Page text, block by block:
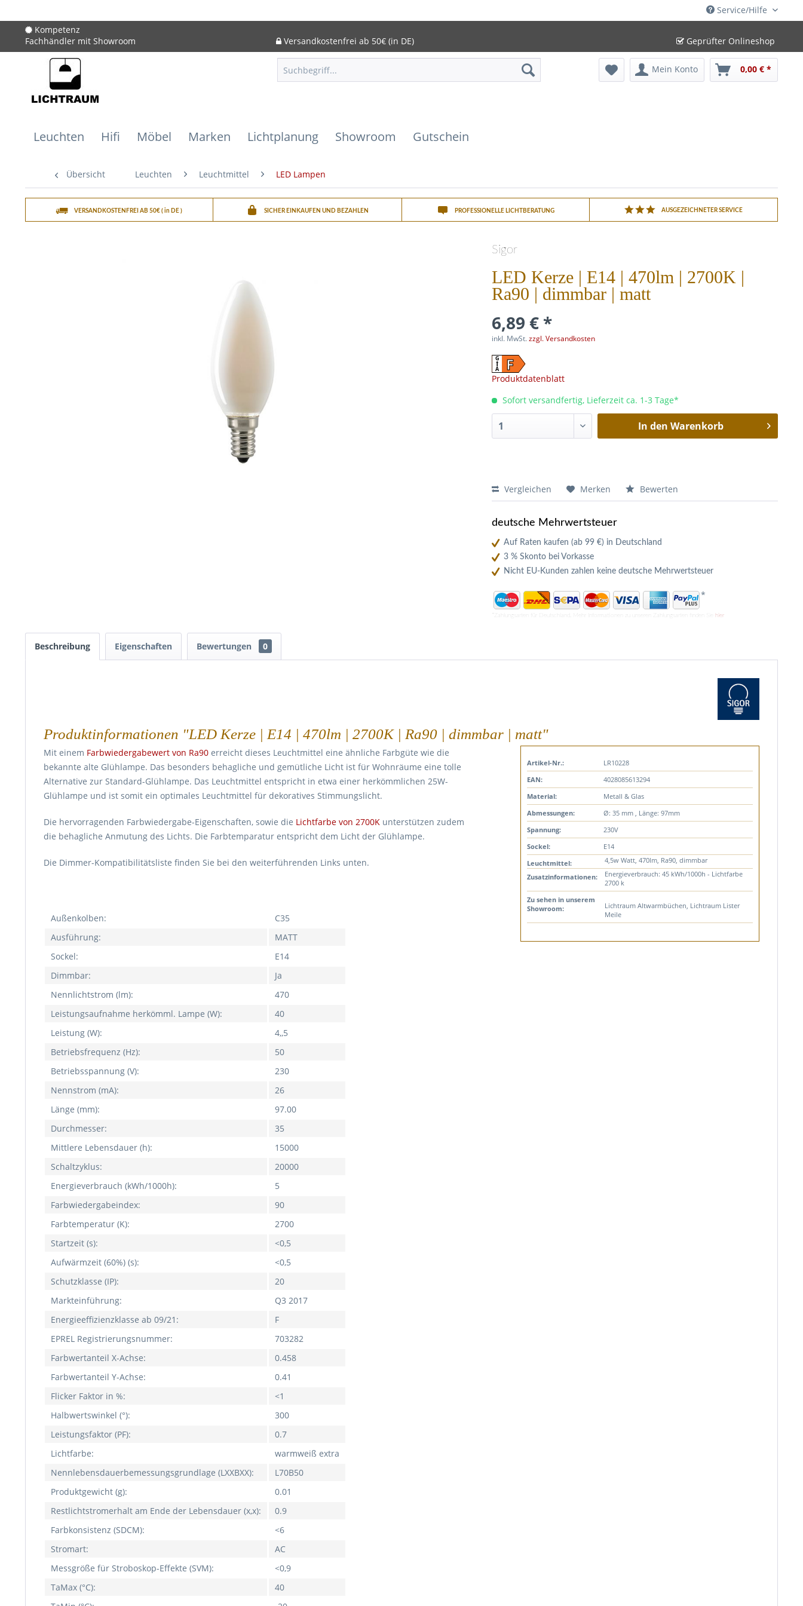
Service/Hilfe
Kompetenz
Fachhändler mit Showroom
Versandkostenfrei ab 50€ (in DE) Geprüfter Onlineshop
Mein Konto 0,00 € *
Leuchten Hifi Möbel Marken Lichtplanung Showroom Gutschein
Übersicht Leuchten Leuchtmittel LED Lampen
VERSANDKOSTENFREI AB 50€ ( in DE ) SICHER EINKAUFEN UND BEZAHLEN PROFESSIONELLE LICHTBERATUNG AUSGEZEICHNETER SERVICE
Sigor
LED Kerze | E14 | 470lm | 2700K |
Ra90 | dimmbar | matt
6,89 € *
inkl. MwSt.zzgl. Versandkosten
F
G
A
Produktdatenblatt
Sofort versandfertig, Lieferzeit ca. 1-3 Tage*
In den Warenkorb
Vergleichen Merken Bewerten
deutsche Mehrwertsteuer
Auf Raten kaufen (ab 99 €) in Deutschland
3 % Skonto bei Vorkasse
Nicht EU-Kunden zahlen keine deutsche Mehrwertsteuer
*
*Zahlungsarten für Deutschland. Mehr Informationen zu unseren Zahlungsarten finden Sie hier
Beschreibung Eigenschaften Bewertungen 0
Produktinformationen "LED Kerze | E14 | 470lm | 2700K | Ra90 | dimmbar | matt"
Mit einem Farbwiedergabewert von Ra90 erreicht dieses Leuchtmittel eine ähnliche Farbgüte wie die
bekannte alte Glühlampe. Das besonders behagliche und gemütliche Licht ist für Wohnräume eine tolle
Alternative zur Standard-Glühlampe. Das Leuchtmittel entspricht in etwa einer herkömmlichen 25W-
Glühlampe und ist somit ein optimales Leuchtmittel für dekoratives Stimmungslicht.
Die hervorragenden Farbwiedergabe-Eigenschaften, sowie die Lichtfarbe von 2700K unterstützen zudem
die behagliche Anmutung des Lichts. Die Farbtemparatur entspricht dem Licht der Glühlampe.
Die Dimmer-Kompatibilitätsliste finden Sie bei den weiterführenden Links unten.
Außenkolben:
C35
Ausführung:
MATT
Sockel:
E14
Dimmbar:
Ja
Nennlichtstrom (lm):
470
Leistungsaufnahme herkömml. Lampe (W):
40
Leistung (W):
4,,5
Betriebsfrequenz (Hz):
50
Betriebsspannung (V):
230
Nennstrom (mA):
26
Länge (mm):
97.00
Durchmesser:
35
Mittlere Lebensdauer (h):
15000
Schaltzyklus:
20000
Energieverbrauch (kWh/1000h):
5
Farbwiedergabeindex:
90
Farbtemperatur (K):
2700
Startzeit (s):
<0,5
Aufwärmzeit (60%) (s):
<0,5
Schutzklasse (IP):
20
Markteinführung:
Q3 2017
Energieeffizienzklasse ab 09/21:
F
EPREL Registrierungsnummer:
703282
Farbwertanteil X-Achse:
0.458
Farbwertanteil Y-Achse:
0.41
Flicker Faktor in %:
<1
Halbwertswinkel (°):
300
Leistungsfaktor (PF):
0.7
Lichtfarbe:
warmweiß extra
Nennlebensdauerbemessungsgrundlage (LXXBXX):
L70B50
Produktgewicht (g):
0.01
Restlichtstromerhalt am Ende der Lebensdauer (x,x):
0.9
Farbkonsistenz (SDCM):
<6
Stromart:
AC
Messgröße für Stroboskop-Effekte (SVM):
<0,9
TaMax (°C):
40
Artikel-Nr.:
LR10228
EAN:
4028085613294
Material:
Metall & Glas
Abmessungen:
Ø: 35 mm , Länge: 97mm
Spannung:
230V
Sockel:
E14
Leuchtmittel:
4,5w Watt, 470lm, Ra90, dimmbar
Zusatzinformationen:
Energieverbrauch: 45 kWh/1000h - Lichtfarbe
2700 k
Zu sehen in unserem
Showroom:
Lichtraum Altwarmbüchen, Lichtraum Lister
Meile